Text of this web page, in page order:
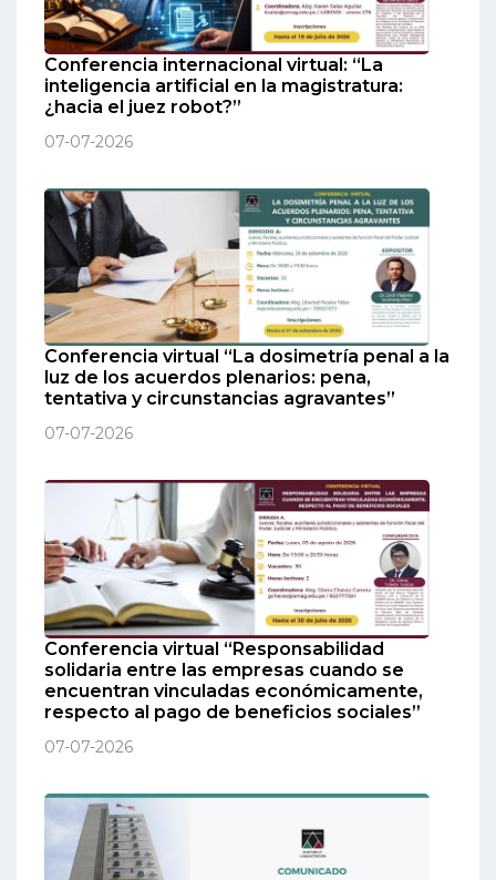
Conferencia internacional virtual: “La
inteligencia artificial en la magistratura:
¿hacia el juez robot?”
07-07-2026
Conferencia virtual “La dosimetría penal a la
luz de los acuerdos plenarios: pena,
tentativa y circunstancias agravantes”
07-07-2026
Conferencia virtual “Responsabilidad
solidaria entre las empresas cuando se
encuentran vinculadas económicamente,
respecto al pago de beneficios sociales”
07-07-2026